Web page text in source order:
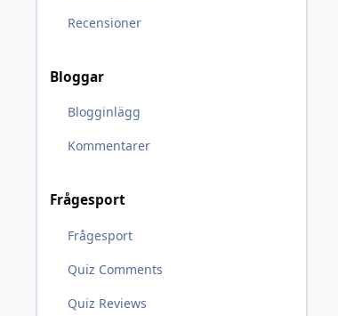
Recensioner
Bloggar
Blogginlägg
Kommentarer
Frågesport
Frågesport
Quiz Comments
Quiz Reviews